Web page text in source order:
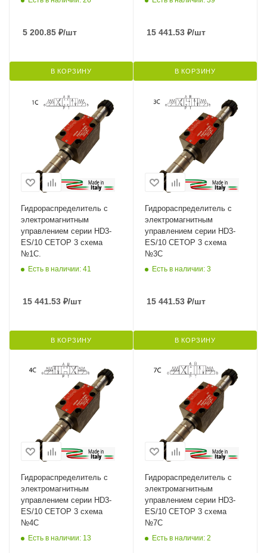
5 200.85 ₽/шт
В КОРЗИНУ
15 441.53 ₽/шт
В КОРЗИНУ
Гидрораспределитель с
электромагнитным
управлением серии HD3-
ES/10 CETOP 3 схема
№1C.
Есть в наличии: 41
15 441.53 ₽/шт
В КОРЗИНУ
Гидрораспределитель с
электромагнитным
управлением серии HD3-
ES/10 CETOP 3 схема
№3C
Есть в наличии: 3
15 441.53 ₽/шт
В КОРЗИНУ
Гидрораспределитель с
электромагнитным
управлением серии HD3-
ES/10 CETOP 3 схема
№4C
Есть в наличии: 13
Гидрораспределитель с
электромагнитным
управлением серии HD3-
ES/10 CETOP 3 схема
№7C
Есть в наличии: 2